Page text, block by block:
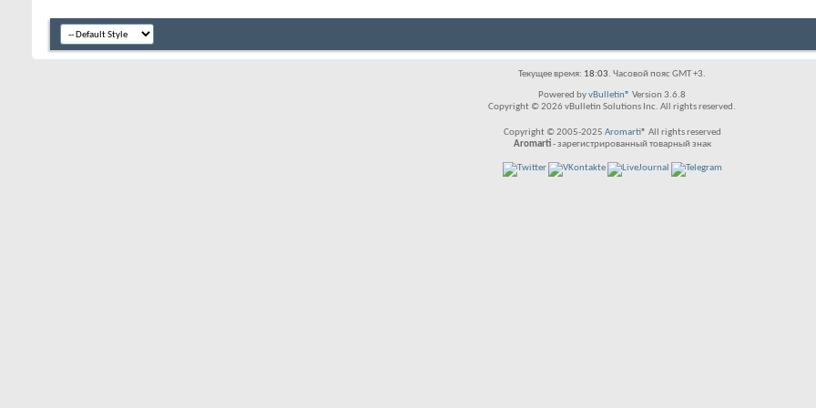
Текущее время: 18:03. Часовой пояс GMT +3.
Powered byvBulletin® Version 3.6.8
Copyright © 2026 vBulletin Solutions Inc. All rights reserved.
Copyright © 2005-2025 Aromarti® All rights reserved
Aromarti- зарегистрированный товарный знак